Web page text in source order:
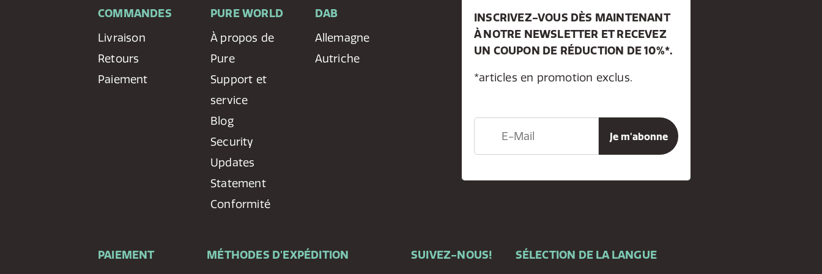
COMMANDES
Livraison
Retours
Paiement
PURE WORLD
À propos de
Pure
Support et
service
Blog
Security
Updates
Statement
Conformité
DAB
Allemagne
Autriche
PAIEMENT MÉTHODES D'EXPÉDITION
INSCRIVEZ-VOUS DÈS MAINTENANT
À NOTRE NEWSLETTER ET RECEVEZ
UN COUPON DE RÉDUCTION DE 10%*.
*articles en promotion exclus.
SUIVEZ-NOUS! SÉLECTION DE LA LANGUE